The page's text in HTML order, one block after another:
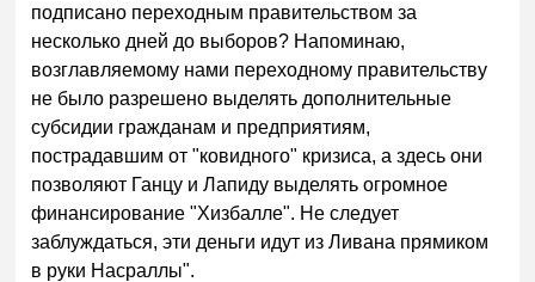
подписано переходным правительством за
несколько дней до выборов? Напоминаю,
возглавляемому нами переходному правительству
не было разрешено выделять дополнительные
субсидии гражданам и предприятиям,
пострадавшим от "ковидного" кризиса, а здесь они
позволяют Ганцу и Лапиду выделять огромное
финансирование "Хизбалле". Не следует
заблуждаться, эти деньги идут из Ливана прямиком
в руки Насраллы".